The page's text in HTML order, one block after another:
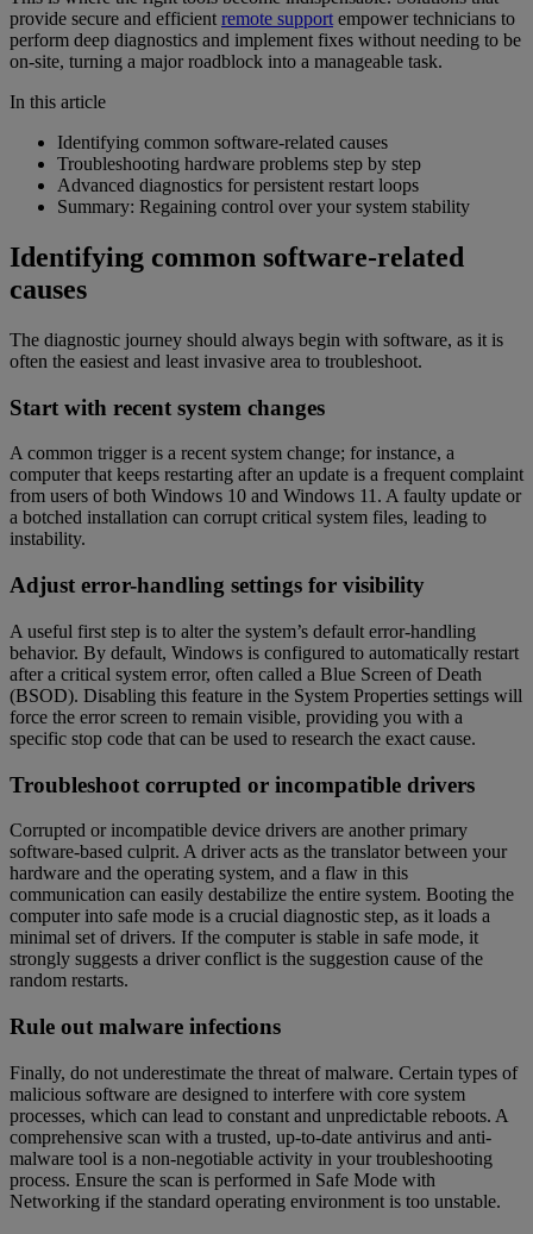
provide secure and efficient remote support empower technicians to
perform deep diagnostics and implement fixes without needing to be
on-site, turning a major roadblock into a manageable task.
In this article
Identifying common software-related causes
Troubleshooting hardware problems step by step
Advanced diagnostics for persistent restart loops
Summary: Regaining control over your system stability
Identifying common software-related
causes
The diagnostic journey should always begin with software, as it is
often the easiest and least invasive area to troubleshoot.
Start with recent system changes
A common trigger is a recent system change; for instance, a
computer that keeps restarting after an update is a frequent complaint
from users of both Windows 10 and Windows 11. A faulty update or
a botched installation can corrupt critical system files, leading to
instability.
Adjust error-handling settings for visibility
A useful first step is to alter the system’s default error-handling
behavior. By default, Windows is configured to automatically restart
after a critical system error, often called a Blue Screen of Death
(BSOD). Disabling this feature in the System Properties settings will
force the error screen to remain visible, providing you with a
specific stop code that can be used to research the exact cause.
Troubleshoot corrupted or incompatible drivers
Corrupted or incompatible device drivers are another primary
software-based culprit. A driver acts as the translator between your
hardware and the operating system, and a flaw in this
communication can easily destabilize the entire system. Booting the
computer into safe mode is a crucial diagnostic step, as it loads a
minimal set of drivers. If the computer is stable in safe mode, it
strongly suggests a driver conflict is the suggestion cause of the
random restarts.
Rule out malware infections
Finally, do not underestimate the threat of malware. Certain types of
malicious software are designed to interfere with core system
processes, which can lead to constant and unpredictable reboots. A
comprehensive scan with a trusted, up-to-date antivirus and anti-
malware tool is a non-negotiable activity in your troubleshooting
process. Ensure the scan is performed in Safe Mode with
Networking if the standard operating environment is too unstable.